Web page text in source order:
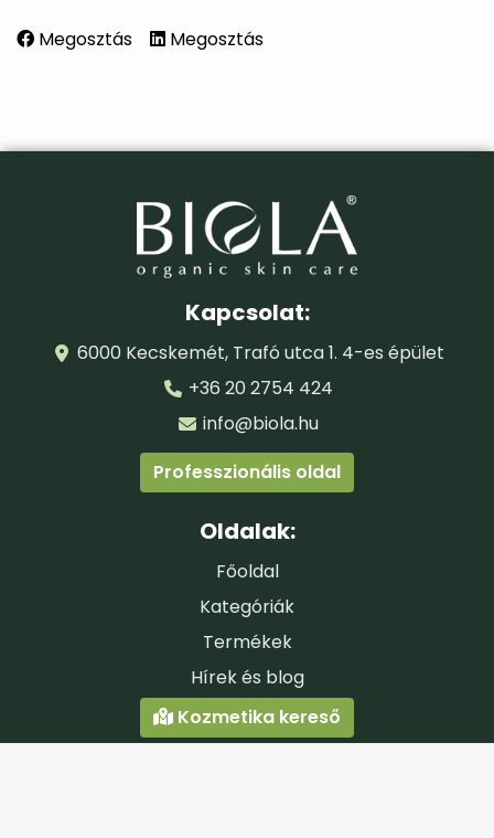
Megosztás Megosztás
Kapcsolat:
6000 Kecskemét, Trafó utca 1. 4-es épület
+36 20 2754 424
info@biola.hu
Professzionális oldal
Oldalak:
Főoldal
Kategóriák
Termékek
Hírek és blog
Kozmetika kereső